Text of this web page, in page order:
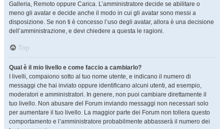
Galleria, Remoto oppure Carica. L’amministratore decide se abilitare o
meno gli avatar e decide anche il modo in cui gli avatar sono messi a
disposizione. Se non ti è concesso l’uso degli avatar, allora è una decisione
dell’amministrazione, e devi chiedere a questa le ragioni.
Top
Qual è il mio livello e come faccio a cambiarlo?
I livelli, compaiono sotto al tuo nome utente, e indicano il numero di
messaggi che hai inviato oppure identificano alcuni utenti, ad esempio,
moderatori e amministratori. In genere, non puoi cambiare direttamente il
tuo livello. Non abusare del Forum inviando messaggi non necessari solo
per aumentare il tuo livello. La maggior parte dei Forum non tollera questo
comportamento e l’amministratore probabilmente abbasserà il numero dei